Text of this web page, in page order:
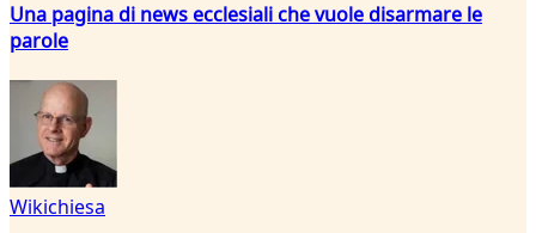
Una pagina di news ecclesiali che vuole disarmare le
parole
Wikichiesa